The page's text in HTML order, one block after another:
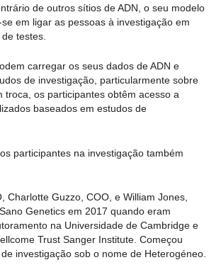
de outros sítios de ADN, o seu modelo
em ligar as pessoas à investigação em
testes.
carregar os seus dados de ADN e
de investigação, particularmente sobre
troca, os participantes obtêm acesso a
baseados em estudos de
participantes na investigação também
Charlotte Guzzo, COO, e William Jones,
Genetics em 2017 quando eram
na Universidade de Cambridge e
Trust Sanger Institute. Começou
investigação sob o nome de Heterogéneo.